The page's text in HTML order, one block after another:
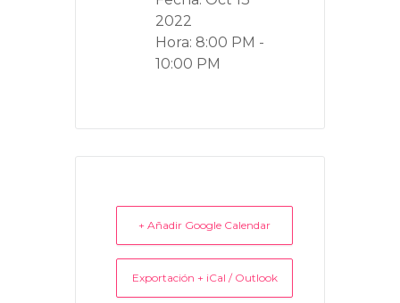
2022
Hora: 8:00 PM -
10:00 PM
+ Añadir Google Calendar
Exportación + iCal / Outlook